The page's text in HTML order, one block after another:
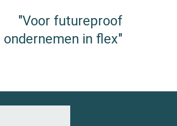
"Voor futureproof
ondernemen in flex"